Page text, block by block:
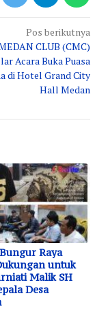
Pos berikutnya
CLUB (CMC)
Acara Buka Puasa
di Hotel Grand City
Hall Medan
Raya
untuk
Malik SH
Desa